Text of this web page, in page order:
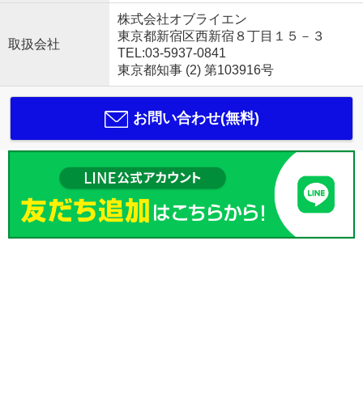
取扱会社
株式会社オブライエン
東京都新宿区西新宿８丁目１５－３
TEL:03-5937-0841
東京都知事 (2) 第103916号
お問い合わせ(無料)